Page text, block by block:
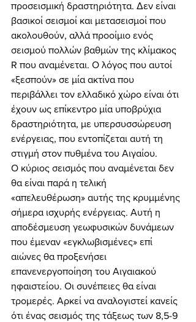
προσεισμική δραστηριότητα. Δεν είναι
βασικοί σεισμοί και μετασεισμοί που
ακολουθούν, αλλά προοίμιο ενός
σεισμού πολλών βαθμών της κλίμακος
R που αναμένεται. Ο λόγος που αυτοί
«ξεσπούν» σε μία ακτίνα που
περιβάλλει τον ελλαδικό χώρο είναι ότι
έχουν ως επίκεντρο μία υποβρύχια
δραστηριότητα, με υπερσυσσώρευση
ενέργειας, που εντοπίζεται αυτή τη
στιγμή στον πυθμένα του Αιγαίου.
Ο κύριος σεισμός που αναμένεται δεν
θα είναι παρά η τελική
«απελευθέρωση» αυτής της κρυμμένης
σήμερα ισχυρής ενέργειας. Αυτή η
αποδέσμευση γεωφυσικών δυνάμεων
που έμεναν «εγκλωβισμένες» επί
αιώνες θα προξενήσει
επανενεργοποίηση του Αιγαιακού
ηφαιστείου. Οι συνέπειες θα είναι
τρομερές. Αρκεί να αναλογιστεί κανείς
ότι ένας σεισμός της τάξεως των 8,5-9